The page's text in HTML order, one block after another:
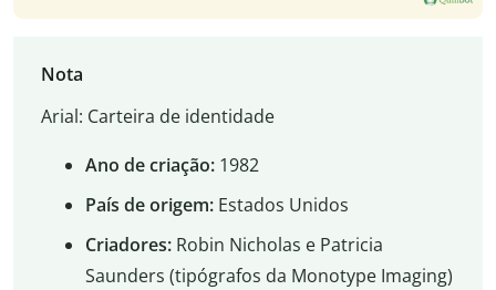
Nota
Arial: Carteira de identidade
Ano de criação:1982
País de origem:Estados Unidos
Criadores:Robin Nicholas e Patricia
Saunders (tipógrafos da Monotype Imaging)